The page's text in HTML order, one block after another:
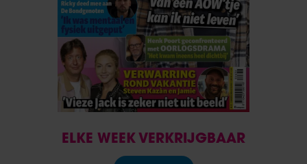
ELKE WEEK VERKRIJGBAAR